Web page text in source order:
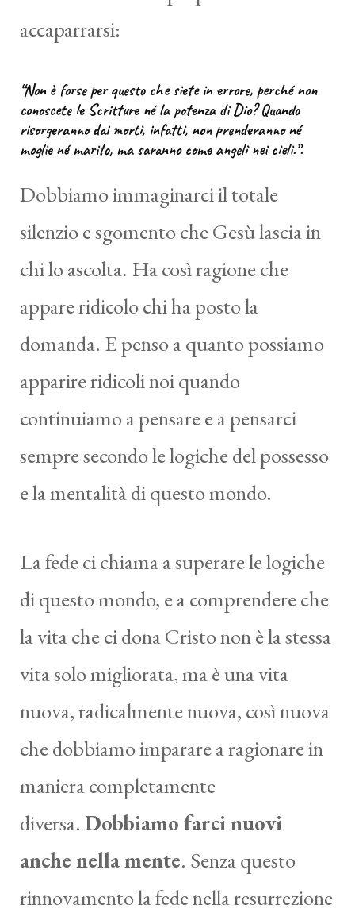
accaparrarsi:
“Non è forse per questo che siete in errore, perché non
conoscete le Scritture né la potenza di Dio? Quando
risorgeranno dai morti, infatti, non prenderanno né
moglie né marito, ma saranno come angeli nei cieli.”.
Dobbiamo immaginarci il totale
silenzio e sgomento che Gesù lascia in
chi lo ascolta. Ha così ragione che
appare ridicolo chi ha posto la
domanda. E penso a quanto possiamo
apparire ridicoli noi quando
continuiamo a pensare e a pensarci
sempre secondo le logiche del possesso
e la mentalità di questo mondo.
La fede ci chiama a superare le logiche
di questo mondo, e a comprendere che
la vita che ci dona Cristo non è la stessa
vita solo migliorata, ma è una vita
nuova, radicalmente nuova, così nuova
che dobbiamo imparare a ragionare in
maniera completamente
diversa. Dobbiamo farci nuovi
anche nella mente. Senza questo
rinnovamento la fede nella resurrezione